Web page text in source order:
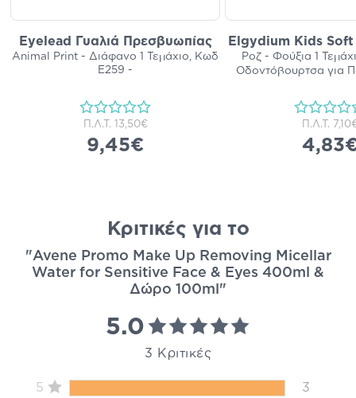
Eyelead Γυαλιά Πρεσβυωπίας
Animal Print - Διάφανο 1 Τεμάχιο, Κωδ
E259 -
Π.Λ.Τ. 13,50€
9,45€
Elgydium Kids
Ροζ - Φούξια 1
Οδοντόβουρτσα για
Π.Λ.Τ.
Κριτικές για το
"Avene Promo Make Up Removing Micellar
Water for Sensitive Face & Eyes 400ml &
Δώρο 100ml"
5.0
3 Κριτικές
5
3